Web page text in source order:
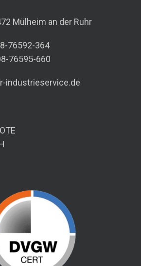
Mülheim an der Ruhr
76592-364
76595-660
industrieservice.de